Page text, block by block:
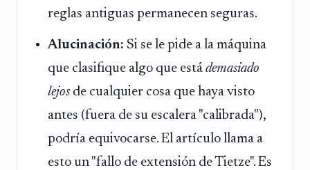
reglas antiguas permanecen seguras.
Alucinación: Si se le pide a la máquina
que clasifique algo que está demasiado
lejosde cualquier cosa que haya visto
antes (fuera de su escalera "calibrada"),
podría equivocarse. El artículo llama a
esto un "fallo de extensión de Tietze". Es